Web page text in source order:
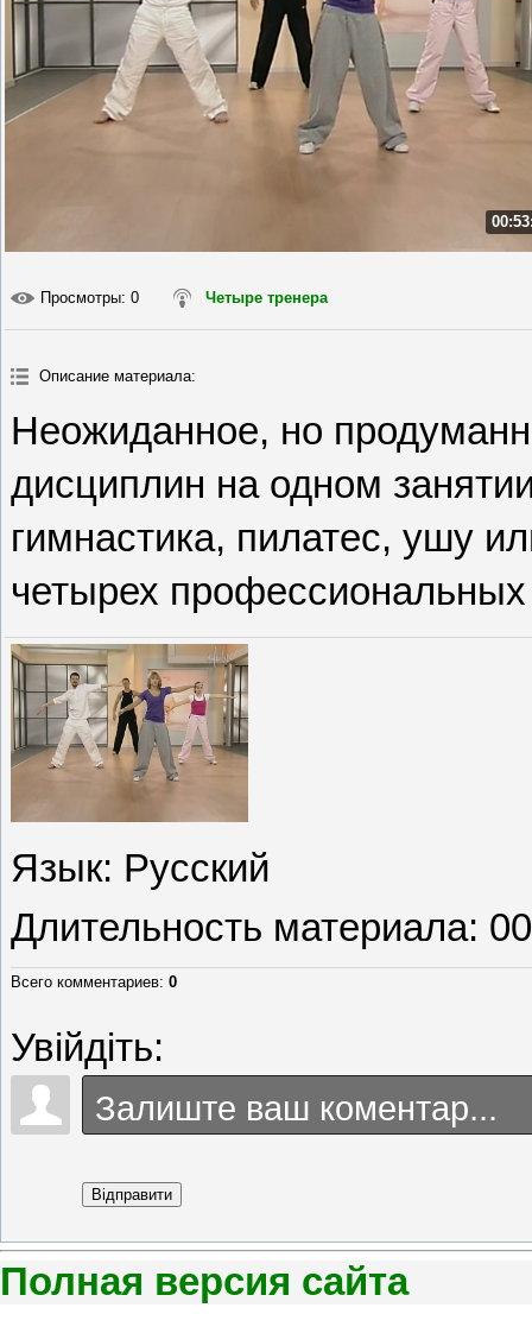
Просмотры: 0 Четыре тренера
Описание материала:
Неожиданное, но
дисциплин на одном
гимнастика, пилатес, ушу
четырех
Язык: Русский
Длительность материала:
Всего комментариев: 0
Увійдіть:
Відправити
Полная версия сайта